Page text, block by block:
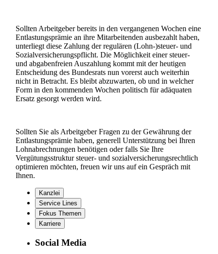
Sollten Arbeitgeber bereits in den vergangenen Wochen eine
Entlastungsprämie an ihre Mitarbeitenden ausbezahlt haben,
unterliegt diese Zahlung der regulären (Lohn-)steuer- und
Sozialversicherungspflicht. Die Möglichkeit einer steuer-
und abgabenfreien Auszahlung kommt mit der heutigen
Entscheidung des Bundesrats nun vorerst auch weiterhin
nicht in Betracht. Es bleibt abzuwarten, ob und in welcher
Form in den kommenden Wochen politisch für adäquaten
Ersatz gesorgt werden wird.
Sollten Sie als Arbeitgeber Fragen zu der Gewährung der
Entlastungsprämie haben, generell Unterstützung bei Ihren
Lohnabrechnungen benötigen oder falls Sie Ihre
Vergütungsstruktur steuer- und sozialversicherungsrechtlich
optimieren möchten, freuen wir uns auf ein Gespräch mit
Ihnen.
Kanzlei
Service Lines
Fokus Themen
Karriere
Social Media